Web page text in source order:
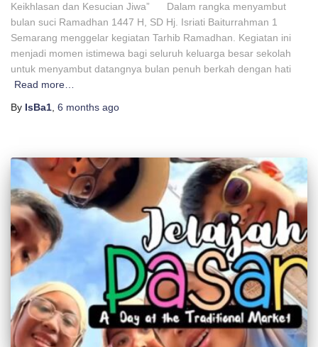
Keikhlasan dan Kesucian Jiwa” Dalam rangka menyambut
bulan suci Ramadhan 1447 H, SD Hj. Isriati Baiturrahman 1
Semarang menggelar kegiatan Tarhib Ramadhan. Kegiatan ini
menjadi momen istimewa bagi seluruh keluarga besar sekolah
untuk menyambut datangnya bulan penuh berkah dengan hati
Read more…
By IsBa1, 6 months ago